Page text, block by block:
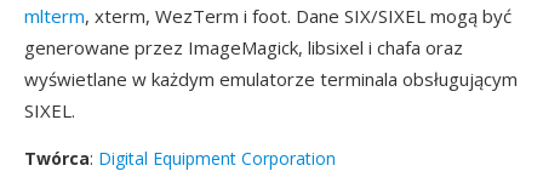
mlterm, xterm, WezTerm i foot. Dane SIX/SIXEL mogą być
generowane przez ImageMagick, libsixel i chafa oraz
wyświetlane w każdym emulatorze terminala obsługującym
SIXEL.
Twórca: Digital Equipment Corporation